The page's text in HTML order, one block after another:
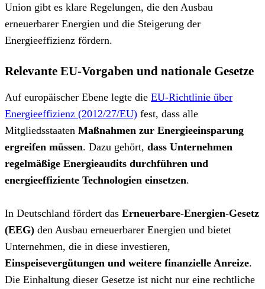
Union gibt es klare Regelungen, die den Ausbau
erneuerbarer Energien und die Steigerung der
Energieeffizienz fördern.
Relevante EU-Vorgaben und nationale Gesetze
Auf europäischer Ebene legte die EU-Richtlinie über
Energieeffizienz (2012/27/EU) fest, dass alle
Mitgliedsstaaten Maßnahmen zur Energieeinsparung
ergreifen müssen. Dazu gehört, dass Unternehmen
regelmäßige Energieaudits durchführen und
energieeffiziente Technologien einsetzen.
In Deutschland fördert das Erneuerbare-Energien-Gesetz
(EEG) den Ausbau erneuerbarer Energien und bietet
Unternehmen, die in diese investieren,
Einspeisevergütungen und weitere finanzielle Anreize.
Die Einhaltung dieser Gesetze ist nicht nur eine rechtliche